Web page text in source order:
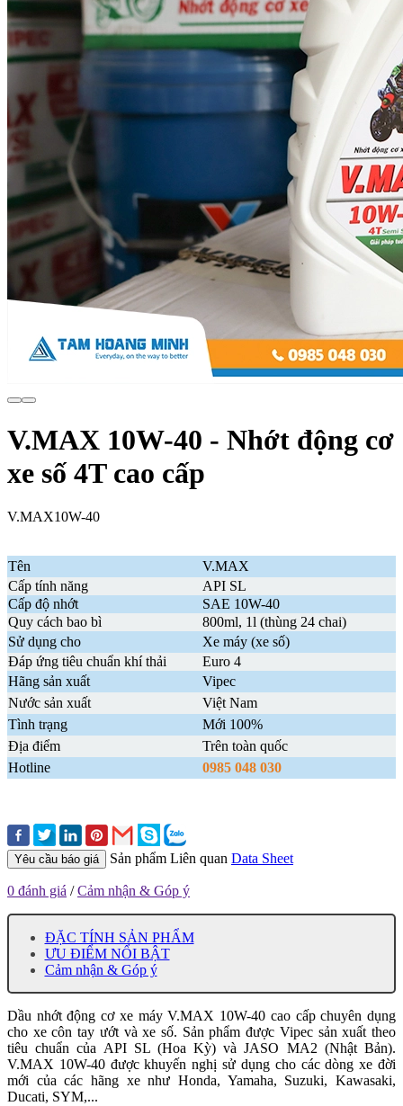
V.MAX 10W-40 - Nhớt động cơ
xe số 4T cao cấp
V.MAX10W-40
Tên
V.MAX
Cấp tính năng
API SL
Cấp độ nhớt
SAE 10W-40
Quy cách bao bì
800ml, 1l (thùng 24 chai)
Sử dụng cho
Xe máy (xe số)
Đáp ứng tiêu chuẩn khí thải
Euro 4
Hãng sản xuất
Vipec
Nước sản xuất
Việt Nam
Tình trạng
Mới 100%
Địa điểm
Trên toàn quốc
Hotline
0985 048 030
Yêu cầu báo giá Sản phẩm Liên quan Data Sheet
0 đánh giá /Cảm nhận & Góp ý
ĐẶC TÍNH SẢN PHẨM
ƯU ĐIỂM NỔI BẬT
Cảm nhận & Góp ý
Dầu nhớt động cơ xe máy V.MAX 10W-40 cao cấp chuyên dụng
cho xe côn tay ướt và xe số. Sản phẩm được Vipec sản xuất theo
tiêu chuẩn của API SL (Hoa Kỳ) và JASO MA2 (Nhật Bản).
V.MAX 10W-40 được khuyến nghị sử dụng cho các dòng xe đời
mới của các hãng xe như Honda, Yamaha, Suzuki, Kawasaki,
Ducati, SYM,...